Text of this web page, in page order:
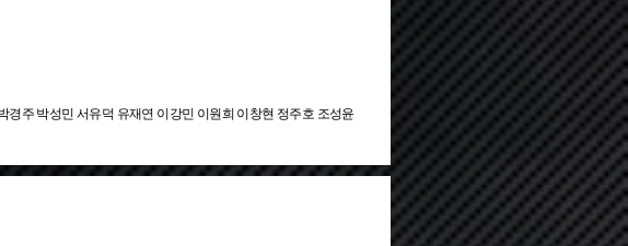
경주 박성민 서유덕 유재연 이강민 이원희 이창현 정주호 조성윤